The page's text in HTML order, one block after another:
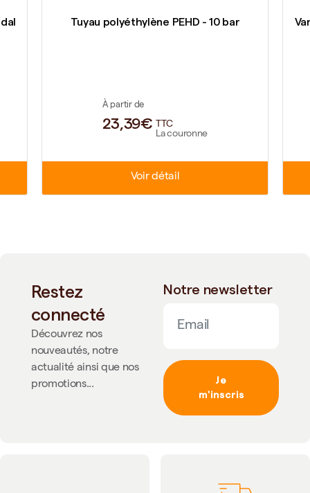
Tuyau polyéthylène PEHD - 10 bar
À partir de
23,39€
TTC
La couronne
Voir détail
Restez
connecté
Découvrez nos
nouveautés, notre
actualité ainsi que nos
promotions...
Notre newsletter
Je
m'inscris